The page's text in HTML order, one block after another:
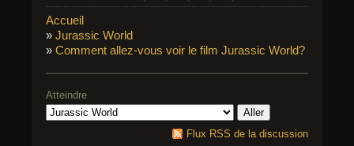
Accueil
» Jurassic World
» Comment allez-vous voir le film Jurassic World?
Atteindre
Flux RSS de la discussion